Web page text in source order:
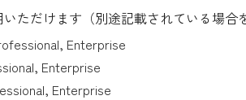
ただけます（別途記載されている場合
Enterprise
Enterprise
Enterprise